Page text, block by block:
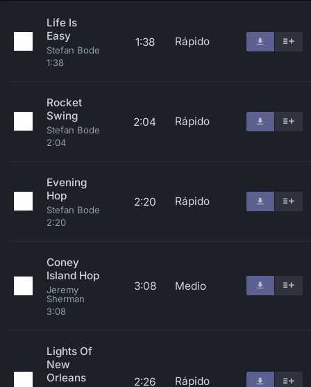
Life Is
Easy
Stefan Bode
1:38
1:38 Rápido
Rocket
Swing
Stefan Bode
2:04
2:04 Rápido
Evening
Hop
Stefan Bode
2:20
2:20 Rápido
Coney
Island Hop
Jeremy
Sherman
3:08
3:08 Medio
Lights Of
New
Orleans
2:26 Rápido